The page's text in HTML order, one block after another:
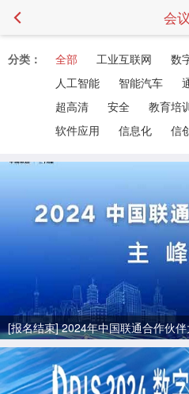
会议
分类： 全部 工业互联网 数
人工智能
智能汽车
超高清
安全 教育培
软件应用
信息化 信
[报名结束] 2024年中国联通合作伙